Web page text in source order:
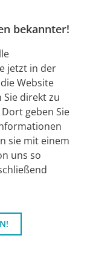
bekannter!
jetzt in der
Website
direkt zu
geben Sie
sie mit einem
uns so